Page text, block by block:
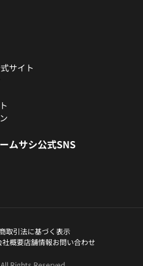
サイト
ムサシ公式SNS
取引法に基づく表示
社概要店舗情報お問い合わせ